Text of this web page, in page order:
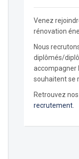
Venez
rénovation
Nous
diplômés/
accompagner
souhaitent se
Retrouvez
recrutement.